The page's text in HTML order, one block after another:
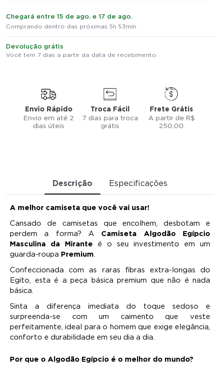
Chegará entre 15 de ago. e 17 de ago.
Comprando dentro das próximas 5h 53min.
Devolução grátis
Você tem 7 dias a partir da data de recebimento.
Envio Rápido
Envio em até 2
dias úteis
Troca Fácil
7 dias para troca
grátis
Frete Grátis
A partir de R$
250,00
Descrição Especificações
A melhor camiseta que você vai usar!
Cansado de camisetas que encolhem, desbotam e
perdem a forma? A Camiseta Algodão Egípcio
Masculina da Mirante é o seu investimento em um
guarda-roupa Premium.
Confeccionada com as raras fibras extra-longas do
Egito, esta é a peça básica premium que não é nada
básica.
Sinta a diferença imediata do toque sedoso e
surpreenda-se com um caimento que veste
perfeitamente, ideal para o homem que exige elegância,
conforto e durabilidade em seu dia a dia.
Por que o Algodão Egípcio é o melhor do mundo?